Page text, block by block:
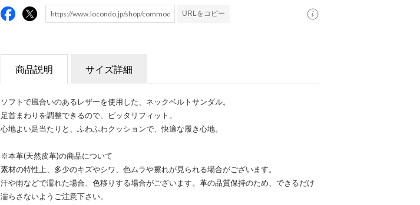
URLをコピー
商品説明 サイズ詳細
ソフトで風合いのあるレザーを使用した、ネックベルトサンダル。
足首まわりを調整できるので、ピッタリフィット。
心地よい足当たりと、ふわふわクッションで、快適な履き心地。
※本革(天然皮革)の商品について
素材の特性上、多少のキズやシワ、色ムラや擦れが見られる場合がございます。
汗や雨などで濡れた場合、色移りする場合がございます。革の品質保持のため、できるだけ
濡らさないようご注意下さい。